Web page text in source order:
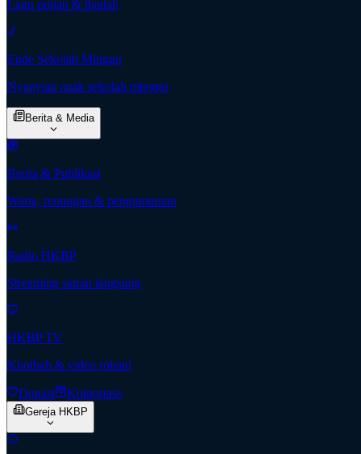
Lagu pujian & ibadah
Ende Sekolah Minggu
Nyanyian anak sekolah minggu
Berita & Media
Berita & Publikasi
Warta, renungan & pengumuman
Radio HKBP
Streaming siaran langsung
HKBP TV
Khotbah & video rohani
Donasi Kolportase
Gereja HKBP